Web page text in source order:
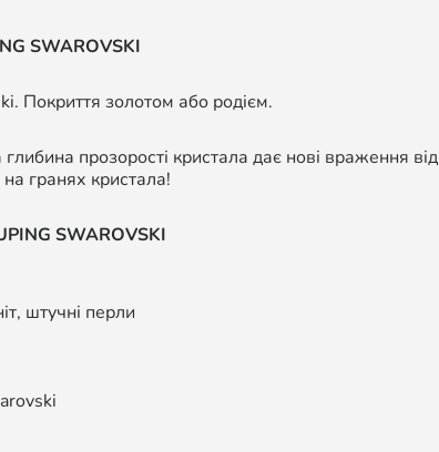
SWAROVSKI
Покриття золотом або родієм.
прозорості кристала дає нові враження від
на гранях кристала!
SWAROVSKI
штучні перли